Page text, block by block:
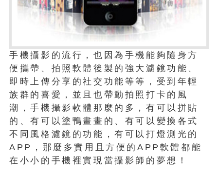
手機攝影的流行，也因為手機能夠隨身方
便攜帶、拍照軟體後製的強大濾鏡功能、
即時上傳分享的社交功能等等，受到年輕
族群的喜愛，並且也帶動拍照打卡的風
潮，手機攝影軟體那麼的多，有可以拼貼
的、有可以塗鴨畫畫的、有可以變換各式
不同風格濾鏡的功能，有可以打燈測光的
APP，那麼多實用且方便的APP軟體都能
在小小的手機裡實現當攝影師的夢想！